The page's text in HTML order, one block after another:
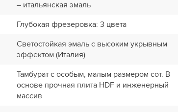
– итальянская эмаль
Глубокая фрезеровка: 3 цвета
Светостойкая эмаль с высоким укрывным
эффектом (Италия)
Тамбурат с особым, малым размером сот. В
основе прочная плита HDF и инженерный
массив